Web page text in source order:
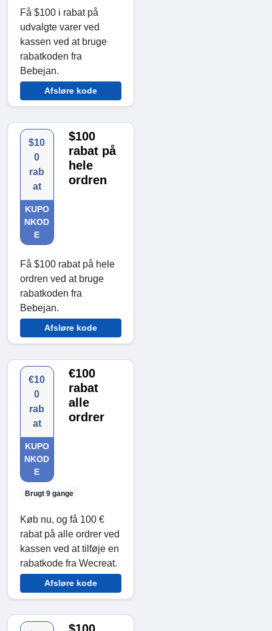
Få $100 i rabat på
udvalgte varer ved
kassen ved at bruge
rabatkoden fra
Bebejan.
Afsløre kode
$10
0
rab
at
KUPO
NKOD
E
$100
rabat på
hele
ordren
Få $100 rabat på hele
ordren ved at bruge
rabatkoden fra
Bebejan.
Afsløre kode
€10
0
rab
at
KUPO
NKOD
E
Brugt 9 gange
€100
rabat
alle
ordrer
Køb nu, og få 100 €
rabat på alle ordrer ved
kassen ved at tilføje en
rabatkode fra Wecreat.
Afsløre kode
$100